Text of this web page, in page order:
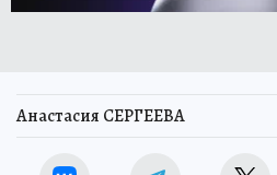
Анастасия СЕРГЕЕВА